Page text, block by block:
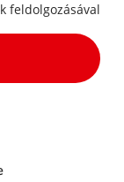
feldolgozásával